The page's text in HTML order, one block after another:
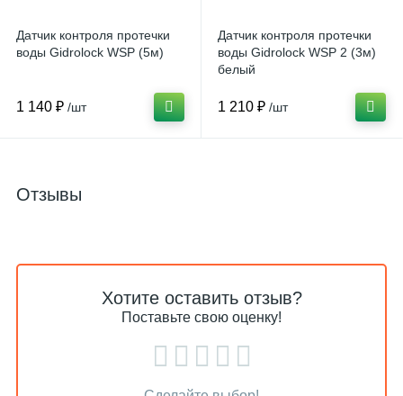
Датчик контроля протечки
воды Gidrolock WSР (5м)
1 140 ₽ /шт
Датчик контроля протечки
воды Gidrolock WSР 2 (3м)
белый
1 210 ₽ /шт
Отзывы
Хотите оставить отзыв?
Поставьте свою оценку!